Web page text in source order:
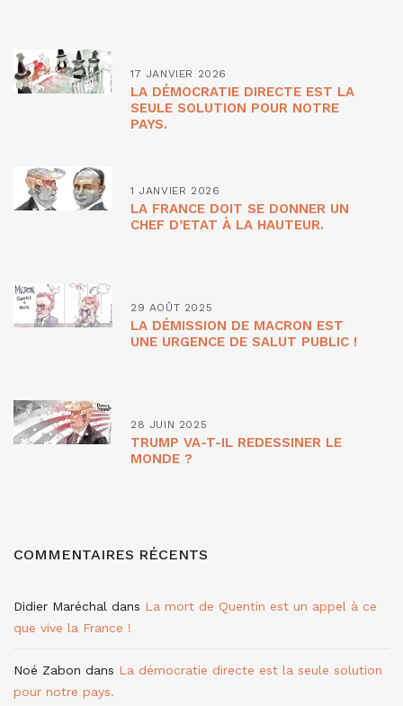
17 JANVIER 2026
LA DÉMOCRATIE DIRECTE EST LA
SEULE SOLUTION POUR NOTRE
PAYS.
1 JANVIER 2026
LA FRANCE DOIT SE DONNER UN
CHEF D’ETAT À LA HAUTEUR.
29 AOÛT 2025
LA DÉMISSION DE MACRON EST
UNE URGENCE DE SALUT PUBLIC !
28 JUIN 2025
TRUMP VA-T-IL REDESSINER LE
MONDE ?
COMMENTAIRES RÉCENTS
Didier Maréchal dans La mort de Quentin est un appel à ce
que vive la France !
Noé Zabon dans La démocratie directe est la seule solution
pour notre pays.